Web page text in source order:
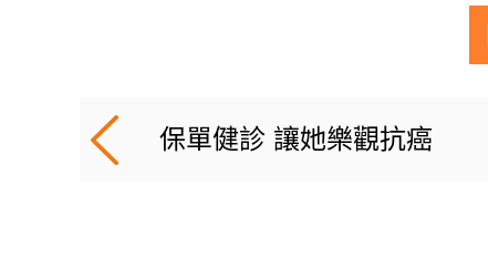
保單健診 讓她樂觀抗癌